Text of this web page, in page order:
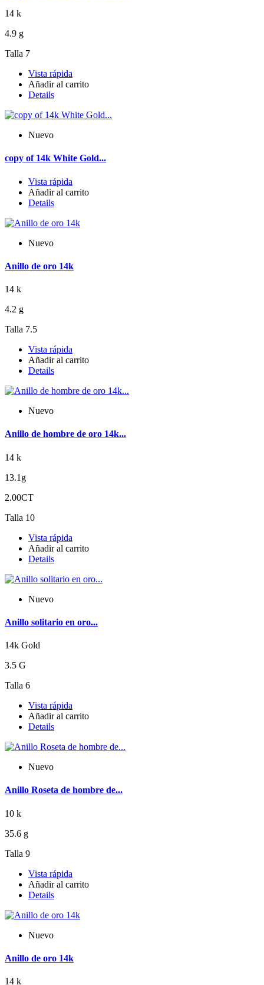
14 k
4.9 g
Talla 7
Vista rápida
Añadir al carrito
Details
Nuevo
copy of 14k White Gold...
Vista rápida
Añadir al carrito
Details
Nuevo
Anillo de oro 14k
14 k
4.2 g
Talla 7.5
Vista rápida
Añadir al carrito
Details
Nuevo
Anillo de hombre de oro 14k...
14 k
13.1g
2.00CT
Talla 10
Vista rápida
Añadir al carrito
Details
Nuevo
Anillo solitario en oro...
14k Gold
3.5 G
Talla 6
Vista rápida
Añadir al carrito
Details
Nuevo
Anillo Roseta de hombre de...
10 k
35.6 g
Talla 9
Vista rápida
Añadir al carrito
Details
Nuevo
Anillo de oro 14k
14 k